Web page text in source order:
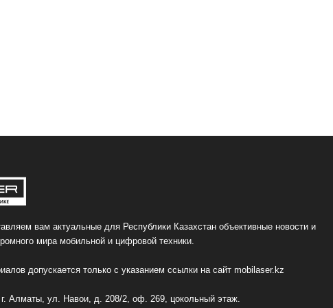
вам актуальные для Республики Казахстан объективные новости и
мира мобильной и цифровой техники.
допускается только с указанием ссылки на сайт mobilaser.kz
г. Алматы, ул. Навои, д. 208/2, оф. 269, цокольный этаж.